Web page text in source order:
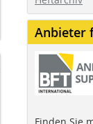
Anbieter